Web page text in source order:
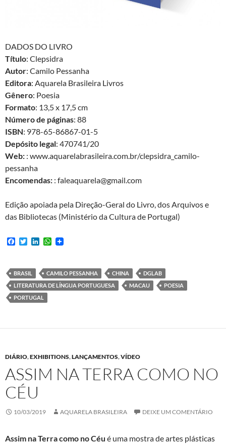
DADOS DO LIVRO
Título: Clepsidra
Autor: Camilo Pessanha
Editora: Aquarela Brasileira Livros
Gênero: Poesia
Formato: 13,5 x 17,5 cm
Número de páginas: 88
ISBN: 978-65-86867-01-5
Depósito legal: 470741/20
Web: : www.aquarelabrasileira.com.br/clepsidra_camilo-
pessanha
Encomendas: : faleaquarela@gmail.com
Edição apoiada pela Direção-Geral do Livro, dos Arquivos e
das Bibliotecas (Ministério da Cultura de Portugal)
F
b
o
o
k
T
t
e
r
e
d
I
n
W
s
A
p
BRASIL CAMILO PESSANHA CHINA
DGLAB
LITERATURA DE LÍNGUA PORTUGUESA
MACAU
POESIA
PORTUGAL
DIÁRIO,EXHIBITIONS,LANÇAMENTOS,VÍDEO
ASSIM NA TERRA COMO NO
CÉU
10/03/2019 AQUARELA BRASILEIRA DEIXE UM COMENTÁRIO
Assim na Terra como no Céu é uma mostra de artes plásticas